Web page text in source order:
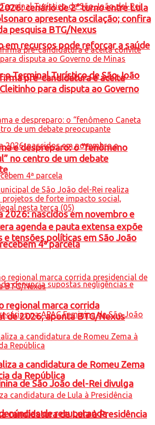
em recursos pode reforçar a saúde
o Terminal Turístico de São João
2026: nascidos em novembro e
4ª parcela
de São João del-Rei divulga
de recuperanda
cenário de 2° turno entre Lula
apresenta oscilação; confira
pesquisa BTG/Nexus
pré-candidatura e aceita
para disputa ao Governo
e despreparo: o “fenômeno
no centro de um debate
agenda e pauta extensa expõe
e tensões políticas em São João
regional marca corrida
de 2026, aponta BTG/Nexus
a candidatura de Romeu Zema
da República
candidatura de Lula à Presidência